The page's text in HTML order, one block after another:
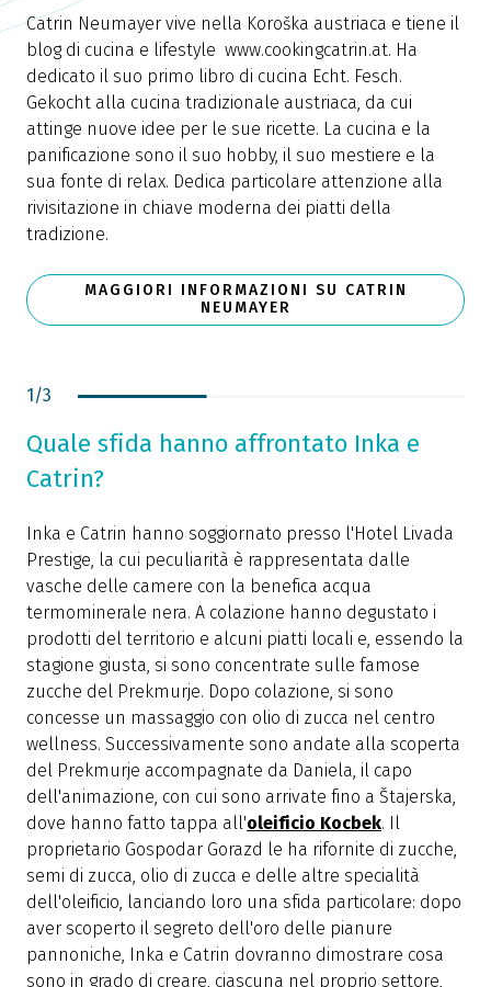
Catrin Neumayer vive nella Koroška austriaca e tiene il
blog di cucina e lifestyle www.cookingcatrin.at. Ha
dedicato il suo primo libro di cucina Echt. Fesch.
Gekocht alla cucina tradizionale austriaca, da cui
attinge nuove idee per le sue ricette. La cucina e la
panificazione sono il suo hobby, il suo mestiere e la
sua fonte di relax. Dedica particolare attenzione alla
rivisitazione in chiave moderna dei piatti della
tradizione.
MAGGIORI INFORMAZIONI SU CATRIN
NEUMAYER
1/3
Quale sfida hanno affrontato Inka e
Catrin?
Inka e Catrin hanno soggiornato presso l'Hotel Livada
Prestige, la cui peculiarità è rappresentata dalle
vasche delle camere con la benefica acqua
termominerale nera. A colazione hanno degustato i
prodotti del territorio e alcuni piatti locali e, essendo la
stagione giusta, si sono concentrate sulle famose
zucche del Prekmurje. Dopo colazione, si sono
concesse un massaggio con olio di zucca nel centro
wellness. Successivamente sono andate alla scoperta
del Prekmurje accompagnate da Daniela, il capo
dell'animazione, con cui sono arrivate fino a Štajerska,
dove hanno fatto tappa all'oleificio Kocbek. Il
proprietario Gospodar Gorazd le ha rifornite di zucche,
semi di zucca, olio di zucca e delle altre specialità
dell'oleificio, lanciando loro una sfida particolare: dopo
aver scoperto il segreto dell'oro delle pianure
pannoniche, Inka e Catrin dovranno dimostrare cosa
sono in grado di creare, ciascuna nel proprio settore,